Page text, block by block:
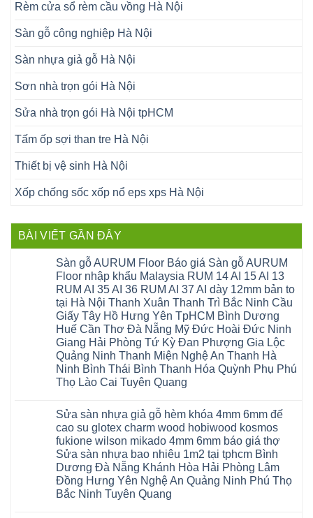
Rèm cửa sổ rèm cầu vồng Hà Nội
Sàn gỗ công nghiệp Hà Nội
Sàn nhựa giả gỗ Hà Nội
Sơn nhà trọn gói Hà Nội
Sửa nhà trọn gói Hà Nội tpHCM
Tấm ốp sợi than tre Hà Nội
Thiết bị vệ sinh Hà Nội
Xốp chống sốc xốp nổ eps xps Hà Nội
BÀI VIẾT GẦN ĐÂY
Sàn gỗ AURUM Floor Báo giá Sàn gỗ AURUM
Floor nhập khẩu Malaysia RUM 14 AI 15 AI 13
RUM AI 35 AI 36 RUM AI 37 AI dày 12mm bản to
tại Hà Nội Thanh Xuân Thanh Trì Bắc Ninh Cầu
Giấy Tây Hồ Hưng Yên TpHCM Bình Dương
Huế Cần Thơ Đà Nẵng Mỹ Đức Hoài Đức Ninh
Giang Hải Phòng Tứ Kỳ Đan Phượng Gia Lộc
Quảng Ninh Thanh Miện Nghệ An Thanh Hà
Ninh Bình Thái Bình Thanh Hóa Quỳnh Phụ Phú
Thọ Lào Cai Tuyên Quang
bình
luận
ở
Sàn
gỗ
AURUM
Floor
Báo
giá
Sàn
Sửa sàn nhựa giả gỗ hèm khóa 4mm 6mm đế
cao su glotex charm wood hobiwood kosmos
fukione wilson mikado 4mm 6mm báo giá thợ
Sửa sàn nhựa bao nhiêu 1m2 tại tphcm Bình
Dương Đà Nẵng Khánh Hòa Hải Phòng Lâm
Đồng Hưng Yên Nghệ An Quảng Ninh Phú Thọ
Bắc Ninh Tuyên Quang